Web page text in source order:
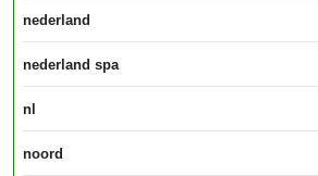
nederland
nederland spa
nl
noord